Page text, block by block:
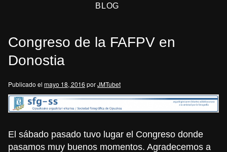
BLOG
Congreso de la FAFPV en
Donostia
Publicado el mayo 18, 2016 porJMTubet
El sábado pasado tuvo lugar el Congreso donde
pasamos muy buenos momentos. Agradecemos a